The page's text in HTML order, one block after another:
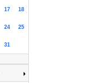
17 18
24 25
31